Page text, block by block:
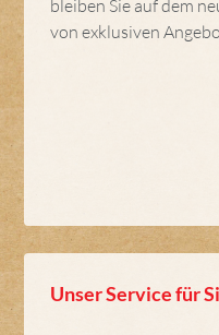
bleiben Sie auf dem
von exklusiven
Unser Service für